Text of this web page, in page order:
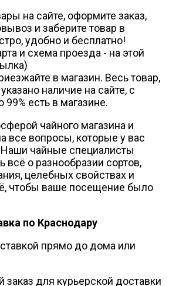
на сайте, оформите заказ,
и заберите товар в
удобно и бесплатно!
и схема проезда - на этой
в магазин. Весь товар,
наличие на сайте, с
99% есть в магазине.
чайного магазина и
все вопросы, которые у вас
Наши чайные специалисты
всё о разнообразии сортов,
целебных свойствах и
чтобы ваше посещение было
по Краснодару
прямо до дома или
для курьерской доставки